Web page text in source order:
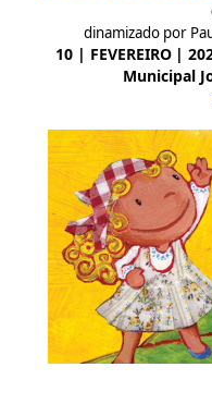
dinamizado por
10 | FEVEREIRO |
Municipal